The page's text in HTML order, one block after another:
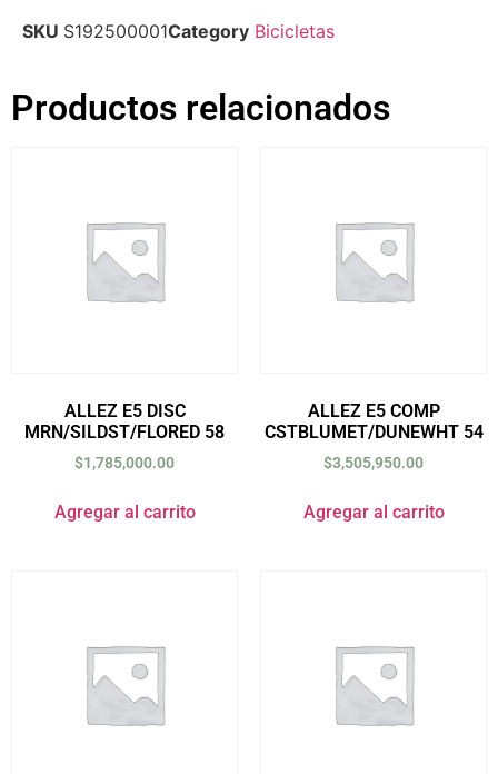
SKU S192500001Category Bicicletas
Productos relacionados
ALLEZ E5 DISC
MRN/SILDST/FLORED 58
$1,785,000.00
Agregar al carrito
ALLEZ E5 COMP
CSTBLUMET/DUNEWHT 54
$3,505,950.00
Agregar al carrito